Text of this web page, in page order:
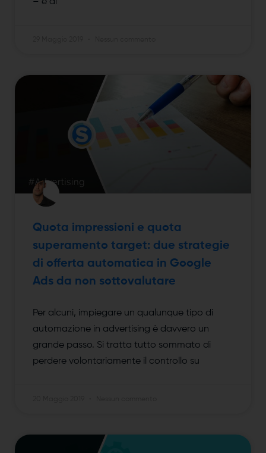
– e al
Quota impressioni e quota
superamento target: due strategie
di offerta automatica in Google
Ads da non sottovalutare
Per alcuni, impiegare un qualunque tipo di
automazione in advertising è davvero un
grande passo. Si tratta tutto sommato di
perdere volontariamente il controllo su